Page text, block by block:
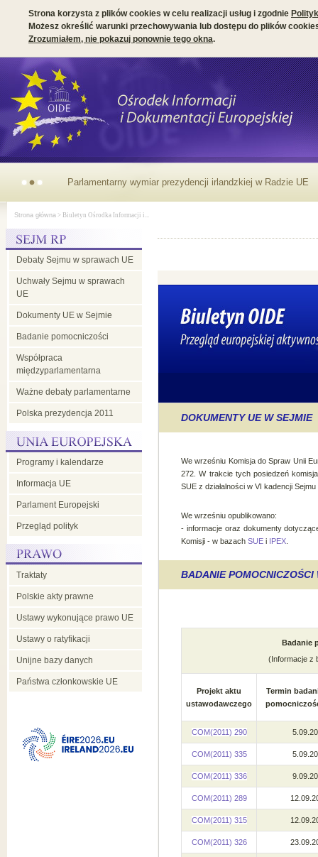
Strona korzysta z plików cookies w celu realizacji usług i zgodnie
Możesz określić warunki przechowywania lub dostępu do plików
Zrozumiałem, nie pokazuj ponownie tego okna.
Parlamentarny wymiar prezydencji irlandzkiej w Radzie UE
Strona główna > Biuletyn Ośrodka Informacji i...
Debaty Sejmu w sprawach UE
Uchwały Sejmu w sprawach
UE
Dokumenty UE w Sejmie
Badanie pomocniczości
Współpraca
międzyparlamentarna
Ważne debaty parlamentarne
Polska prezydencja 2011
Programy i kalendarze
Informacja UE
Parlament Europejski
Przegląd polityk
Traktaty
Polskie akty prawne
Ustawy wykonujące prawo UE
Ustawy o ratyfikacji
Unijne bazy danych
Państwa członkowskie UE
DOKUMENTY UE W SEJMIE
We wrześniu Komisja do Spraw Unii
272. W trakcie tych posiedzeń
SUE z działalności w VI kadencji
We wrześniu opublikowano:
- informacje oraz dokumenty
Komisji - w bazach SUE i IPEX
BADANIE
Badanie
(Informacje z
Projekt aktu
ustawodawczego
Termin
COM(2011) 290
COM(2011) 335
COM(2011) 336
COM(2011) 289
COM(2011) 315
COM(2011) 326